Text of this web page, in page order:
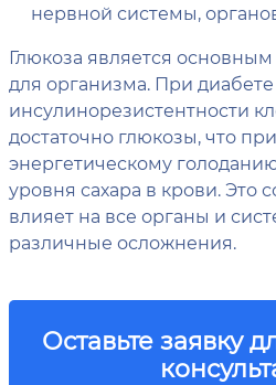
нервной системы,
Глюкоза является
для организма. При диабете
инсулинорезистентности
достаточно глюкозы, что
энергетическому
уровня сахара в крови. Это
влияет на все органы и
различные осложнения.
Оставьте заявку